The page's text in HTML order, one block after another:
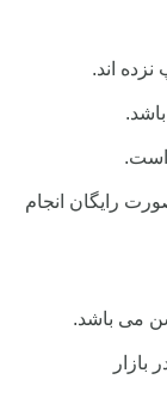
اند.
رایگان انجام
می باشد.